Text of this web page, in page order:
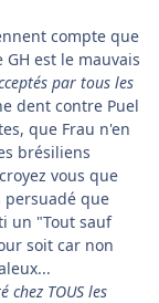
compte que
est le mauvais
par tous les
dent contre Puel
que Frau n'en
brésiliens
vous que
persuadé que
un "Tout sauf
soit car non
TOUS les